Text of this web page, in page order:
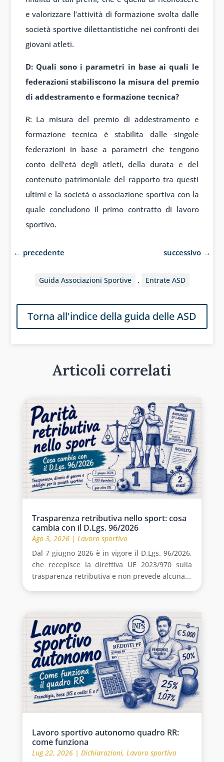
e valorizzare l’attività di formazione svolta dalle
società sportive dilettantistiche nei confronti dei
giovani atleti.
D: Quali sono i parametri in base ai quali le
federazioni stabiliscono la misura del premio
di addestramento e formazione tecnica?
R: La misura del premio di addestramento e
formazione tecnica è stabilita dalle singole
federazioni in base a parametri che tengono
conto dell’età degli atleti, della durata e del
contenuto patrimoniale del rapporto tra questi
ultimi e la società o associazione sportiva con la
quale concludono il primo contratto di lavoro
sportivo.
← precedente successivo →
Guida Associazioni Sportive , Entrate ASD
Torna all'indice della guida delle ASD
Articoli correlati
Trasparenza retributiva nello sport: cosa
cambia con il D.Lgs. 96/2026
Ago 3, 2026| Lavoro sportivo
Dal 7 giugno 2026 è in vigore il D.Lgs. 96/2026,
che recepisce la direttiva UE 2023/970 sulla
trasparenza retributiva e non prevede alcuna...
Lavoro sportivo autonomo quadro RR:
come funziona
Lug 22, 2026| Dichiarazioni, Lavoro sportivo